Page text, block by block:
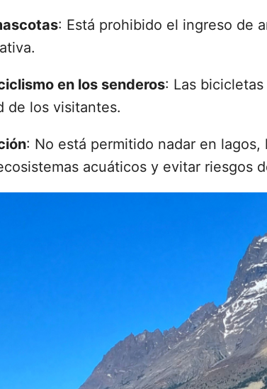
: Está prohibido el ingreso de
en los senderos: Las
de los visitantes.
: No está permitido nadar en
acuáticos y evitar riesgos